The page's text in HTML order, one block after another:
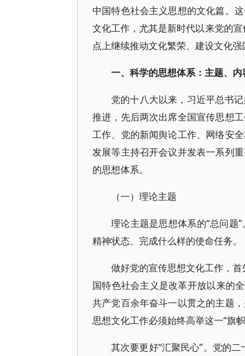
中国特色社会主义思想的文化篇。
文化工作，尤其是新时代以来党的
点上继续推动文化繁荣、建设文化强
一、科学的思想体系：主题、内
党的十八大以来，习近平总书
推进，先后两次出席全国宣传思想
工作、党的新闻舆论工作、网络安
发展等主持召开会议并发表一系列
的思想体系。
（一）理论主题
理论主题是思想体系的“总问题
精神状态、完成什么样的使命任务。
做好党的宣传思想文化工作，首
国特色社会主义是改革开放以来的
共产党百余年奋斗一以贯之的主题
思想文化工作必须始终高举这一“旗帜
其次要更好“汇聚民心”。党的